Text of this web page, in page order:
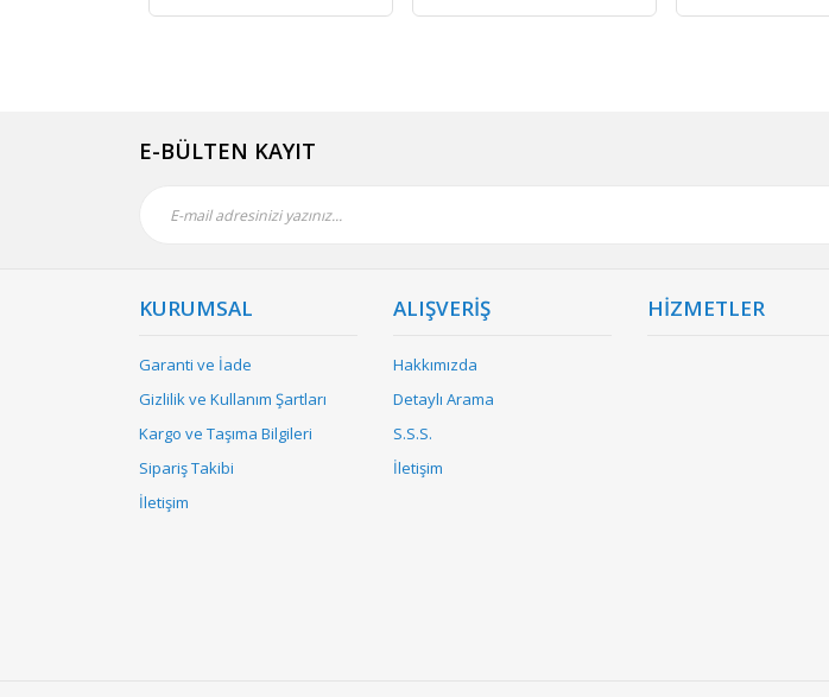
E-BÜLTEN KAYIT
KURUMSAL
Garanti ve İade
Gizlilik ve Kullanım Şartları
Kargo ve Taşıma Bilgileri
Sipariş Takibi
İletişim
ALIŞVERİŞ
Hakkımızda
Detaylı Arama
S.S.S.
İletişim
HİZMETLER